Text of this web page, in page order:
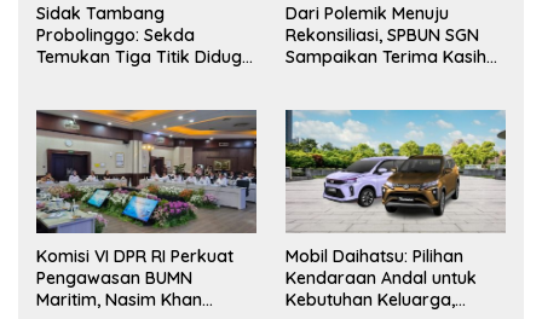
Sidak Tambang
Probolinggo: Sekda
Temukan Tiga Titik Diduga
Dari Polemik Menuju
Rekonsiliasi, SPBUN SGN
Sampaikan Terima Kasih
Perselisihan
Komisi VI DPR RI Perkuat
Pengawasan BUMN
Maritim, Nasim Khan
Mobil Daihatsu: Pilihan
Kendaraan Andal untuk
Kebutuhan Keluarga,